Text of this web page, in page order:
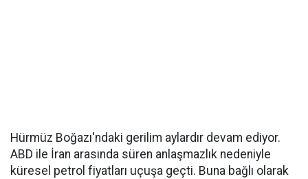
Hürmüz Boğazı'ndaki gerilim aylardır devam ediyor.
ABD ile İran arasında süren anlaşmazlık nedeniyle
küresel petrol fiyatları uçuşa geçti. Buna bağlı olarak